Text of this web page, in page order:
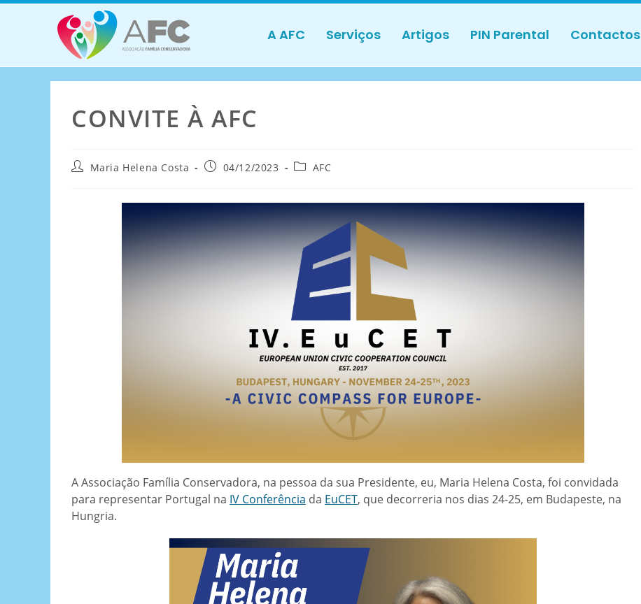
A AFC Serviços Artigos PIN Parental Contactos
CONVITE À AFC
Maria Helena Costa 04/12/2023 AFC
A Associação Família Conservadora, na pessoa da sua Presidente, eu, Maria Helena Costa, foi convidada
para representar Portugal na IV Conferência da EuCET, que decorreria nos dias 24-25, em Budapeste, na
Hungria.